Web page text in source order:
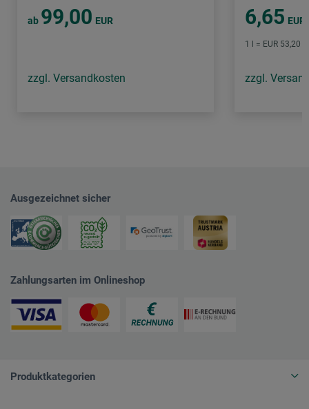
ab 99,00 EUR
zzgl. Versandkosten
6,65 EUR
1 l = EUR 53,20
zzgl.
Ausgezeichnet sicher
Zahlungsarten im Onlineshop
Produktkategorien